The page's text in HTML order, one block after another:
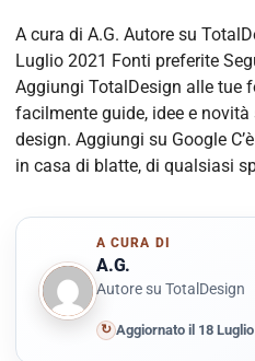
A cura di A.G. Autore su
Luglio 2021 Fonti preferite
Aggiungi TotalDesign alle tue
facilmente guide, idee e
design. Aggiungi su Google
in casa di blatte, di qualsiasi
A CURA DI
A.G.
Autore su TotalDesign
↻ Aggiornato il 18 Luglio